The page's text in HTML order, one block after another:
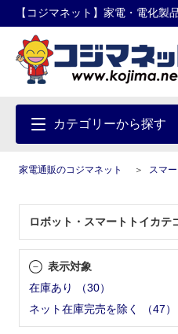
【コジマネット】家電・電化製
カテゴリーから探す
家電通販のコジマネット スマ
ロボット・スマートトイカテ
表示対象
在庫あり
（30）
ネット在庫完売を除く
（47）